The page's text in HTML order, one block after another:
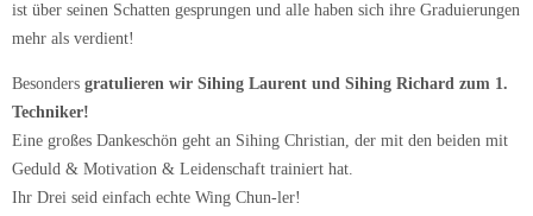
ist über seinen Schatten gesprungen und alle haben sich ihre Graduierungen
mehr als verdient!
Besonders gratulieren wir Sihing Laurent und Sihing Richard zum 1.
Techniker!
Eine großes Dankeschön geht an Sihing Christian, der mit den beiden mit
Geduld & Motivation & Leidenschaft trainiert hat.
Ihr Drei seid einfach echte Wing Chun-ler!